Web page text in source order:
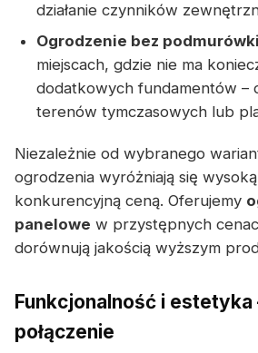
działanie czynników
Ogrodzenie bez podmurówki
miejscach, gdzie nie ma
dodatkowych fundamentów –
terenów tymczasowych lub
Niezależnie od wybranego
ogrodzenia wyróżniają się
konkurencyjną ceną. Oferujemy
panelowe w przystępnych
dorównują jakością wyższym
Funkcjonalność i estetyka
połączenie